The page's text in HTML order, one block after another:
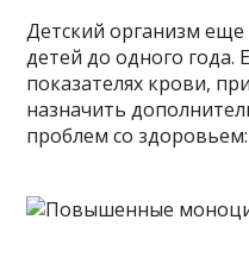
Детский организм еще
детей до одного года.
показателях крови,
назначить
проблем со здоровьем: